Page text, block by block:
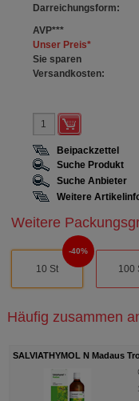
Darreichungsform:
AVP***
Unser Preis*
Sie sparen
Versandkosten:
Beipackzettel
Suche Produkt
Suche Anbieter
Weitere
Weitere
10 St
40%
100
Häufig zusammen
UNIZINK 50